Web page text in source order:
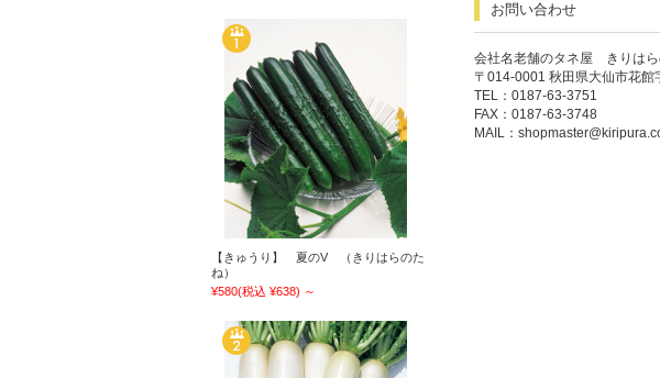
お問い合わせ
会社名老舗のタネ屋 きりは
〒014-0001 秋田県大仙市花館
TEL：0187-63-3751
FAX：0187-63-3748
MAIL：
【きゅうり】 夏のV （きりはらのた
ね）
¥580(税込 ¥638) ～